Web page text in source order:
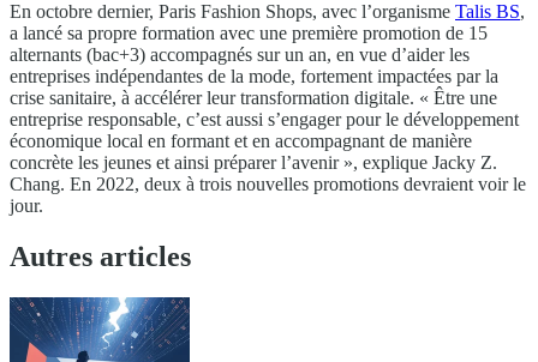
En octobre dernier, Paris Fashion Shops, avec l’organisme Talis BS,
a lancé sa propre formation avec une première promotion de 15
alternants (bac+3) accompagnés sur un an, en vue d’aider les
entreprises indépendantes de la mode, fortement impactées par la
crise sanitaire, à accélérer leur transformation digitale. « Être une
entreprise responsable, c’est aussi s’engager pour le développement
économique local en formant et en accompagnant de manière
concrète les jeunes et ainsi préparer l’avenir », explique Jacky Z.
Chang. En 2022, deux à trois nouvelles promotions devraient voir le
jour.
Autres articles